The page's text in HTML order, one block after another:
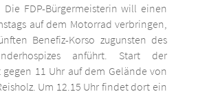
Die FDP-Bürgermeisterin will einen
auf dem Motorrad verbringen,
Benefiz-Korso zugunsten des
anführt. Start der
11 Uhr auf dem Gelände von
Um 12.15 Uhr findet dort ein